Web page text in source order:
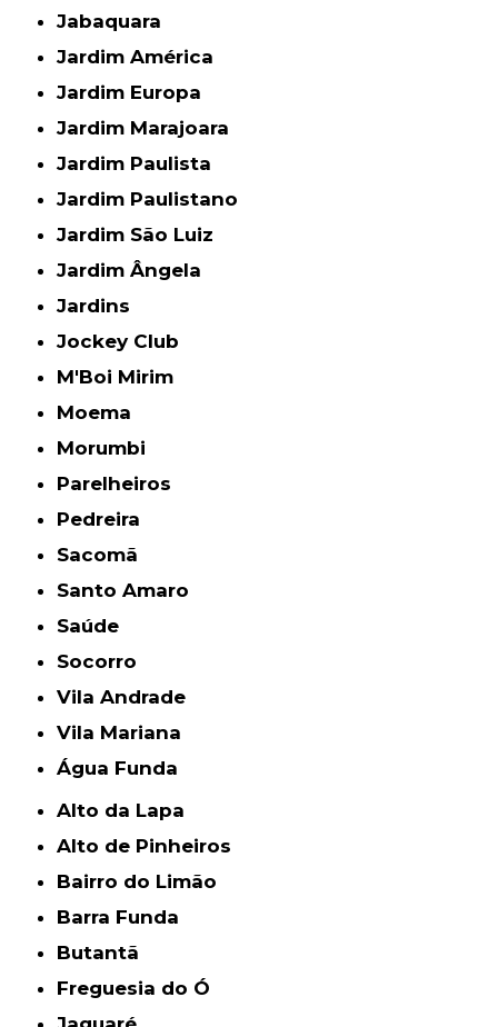
Jabaquara
Jardim América
Jardim Europa
Jardim Marajoara
Jardim Paulista
Jardim Paulistano
Jardim São Luiz
Jardim Ângela
Jardins
Jockey Club
M'Boi Mirim
Moema
Morumbi
Parelheiros
Pedreira
Sacomã
Santo Amaro
Saúde
Socorro
Vila Andrade
Vila Mariana
Água Funda
Alto da Lapa
Alto de Pinheiros
Bairro do Limão
Barra Funda
Butantã
Freguesia do Ó